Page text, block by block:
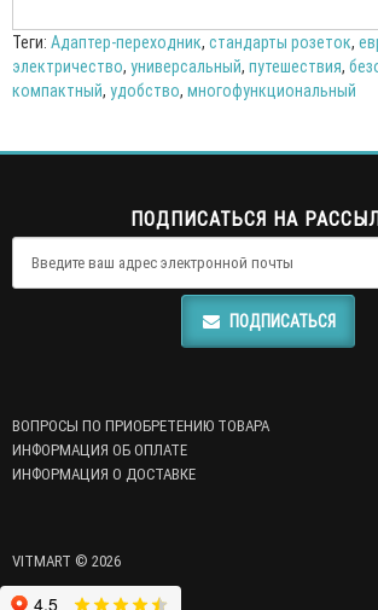
Теги: Адаптер-переходник, стандарты розеток,
электричество, универсальный, путешествия,
компактный, удобство, многофункциональный
ПОДПИСАТЬСЯ НА
ПОДПИСАТЬСЯ
ВОПРОСЫ ПО ПРИОБРЕТЕНИЮ ТОВАРА
ИНФОРМАЦИЯ ОБ ОПЛАТЕ
ИНФОРМАЦИЯ О ДОСТАВКЕ
VITMART © 2026